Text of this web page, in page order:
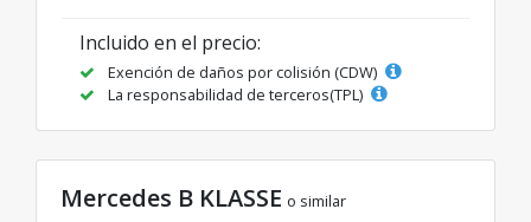
Incluido en el precio:
Exención de daños por colisión (CDW)
La responsabilidad de terceros(TPL)
Mercedes B KLASSE o similar